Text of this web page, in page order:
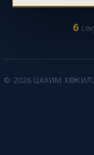
6
© 2026 ЦАХИМ